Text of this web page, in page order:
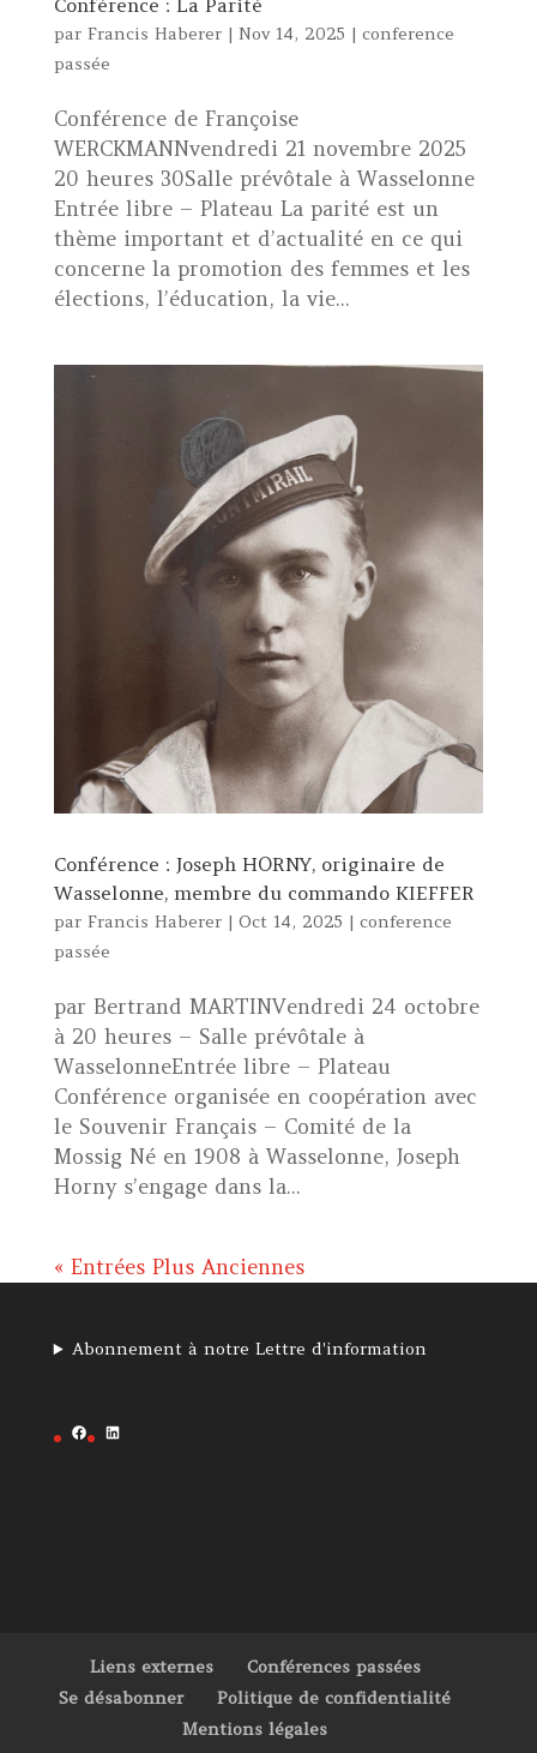
par Francis Haberer| Nov 14, 2025 | conference
passée
Conférence de Françoise
WERCKMANNvendredi 21 novembre 2025
20 heures 30Salle prévôtale à Wasselonne
Entrée libre – Plateau La parité est un
thème important et d’actualité en ce qui
concerne la promotion des femmes et les
élections, l’éducation, la vie...
Conférence : Joseph HORNY, originaire de
Wasselonne, membre du commando KIEFFER
par Francis Haberer| Oct 14, 2025 | conference
passée
par Bertrand MARTINVendredi 24 octobre
à 20 heures – Salle prévôtale à
WasselonneEntrée libre – Plateau
Conférence organisée en coopération avec
le Souvenir Français – Comité de la
Mossig Né en 1908 à Wasselonne, Joseph
Horny s’engage dans la...
« Entrées Plus Anciennes
Abonnement à notre Lettre d'information
FacebookLinkedIn
Liens externes
Conférences passées
Se désabonner
Politique de confidentialité
Mentions légales